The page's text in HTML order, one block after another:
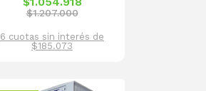
$1.207.000
6 cuotas sin interés de
$185.073